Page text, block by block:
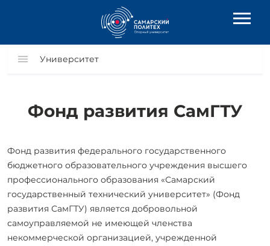
Университет
Фонд развития СамГТУ
Фонд развития федерального государственного
бюджетного образовательного учреждения высшего
профессионального образования «Самарский
государственный технический университет» (Фонд
развития СамГТУ) является добровольной
самоуправляемой не имеющей членства
некоммерческой организацией, учрежденной